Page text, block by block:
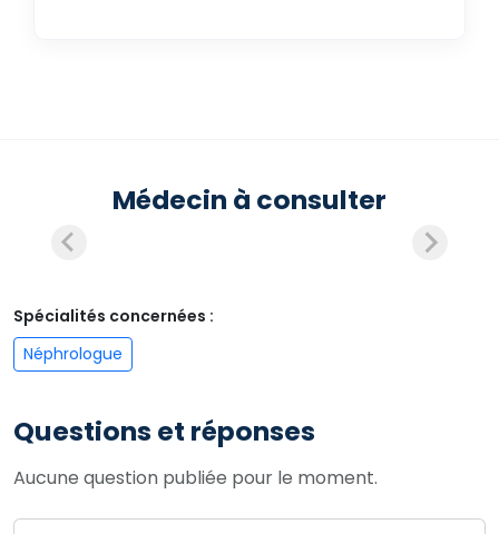
Médecin à consulter
Spécialités concernées :
Néphrologue
Questions et réponses
Aucune question publiée pour le moment.